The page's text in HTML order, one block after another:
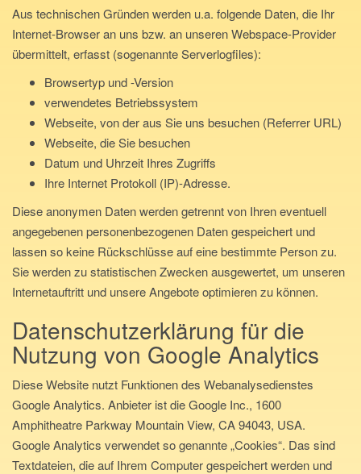
Aus technischen Gründen werden u.a. folgende Daten, die Ihr
Internet-Browser an uns bzw. an unseren Webspace-Provider
übermittelt, erfasst (sogenannte Serverlogfiles):
Browsertyp und -Version
verwendetes Betriebssystem
Webseite, von der aus Sie uns besuchen (Referrer URL)
Webseite, die Sie besuchen
Datum und Uhrzeit Ihres Zugriffs
Ihre Internet Protokoll (IP)-Adresse.
Diese anonymen Daten werden getrennt von Ihren eventuell
angegebenen personenbezogenen Daten gespeichert und
lassen so keine Rückschlüsse auf eine bestimmte Person zu.
Sie werden zu statistischen Zwecken ausgewertet, um unseren
Internetauftritt und unsere Angebote optimieren zu können.
Datenschutzerklärung für die
Nutzung von Google Analytics
Diese Website nutzt Funktionen des Webanalysedienstes
Google Analytics. Anbieter ist die Google Inc., 1600
Amphitheatre Parkway Mountain View, CA 94043, USA.
Google Analytics verwendet so genannte „Cookies“. Das sind
Textdateien, die auf Ihrem Computer gespeichert werden und